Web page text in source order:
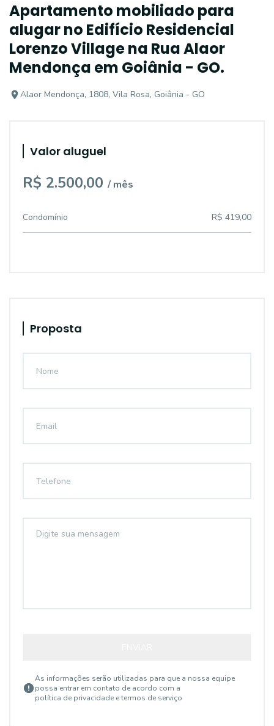
Apartamento mobiliado para
alugar no Edifício Residencial
Lorenzo Village na Rua Alaor
Mendonça em Goiânia - GO.
Alaor Mendonça, 1808, Vila Rosa, Goiânia - GO
Valor aluguel
R$ 2.500,00 / mês
Condomínio R$ 419,00
Proposta
As informações serão utilizadas para que a nossa equipe
possa entrar em contato de acordo com a
política de privacidade e termos de serviço